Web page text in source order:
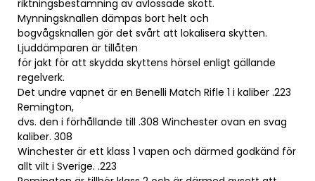
riktningsbestämning av avlossade skott.
Mynningsknallen dämpas bort helt och
bogvågsknallen gör det svårt att lokalisera skytten.
Ljuddämparen är tillåten
för jakt för att skydda skyttens hörsel enligt gällande
regelverk.
Det undre vapnet är en Benelli Match Rifle 1 i kaliber .223
Remington,
dvs. den i förhållande till .308 Winchester ovan en svag
kaliber. 308
Winchester är ett klass 1 vapen och därmed godkänd för
allt vilt i Sverige. .223